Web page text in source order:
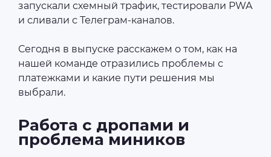
запускали схемный трафик, тестировали PWA
и сливали с Телеграм-каналов.
Сегодня в выпуске расскажем о том, как на
нашей команде отразились проблемы с
платежками и какие пути решения мы
выбрали.
Работа с дропами и
проблема миников